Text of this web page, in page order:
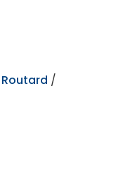
Routard /